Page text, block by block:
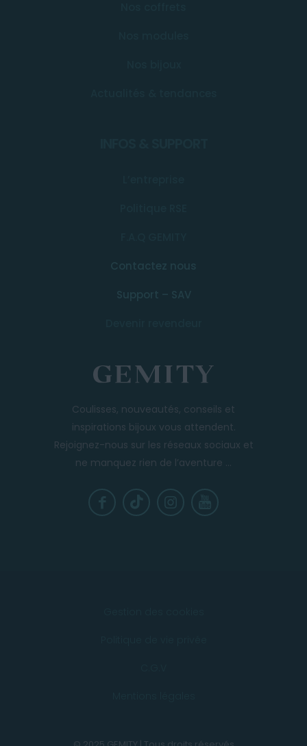
Coulisses, nouveautés, conseils et
inspirations bijoux vous attendent.
Rejoignez-nous sur les réseaux sociaux et
ne manquez rien de l’aventure ...